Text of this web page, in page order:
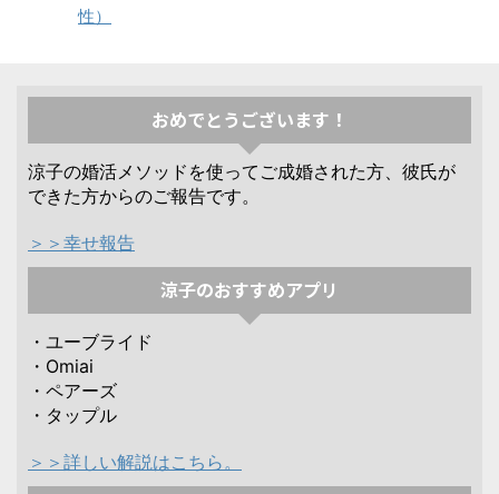
性）
おめでとうございます！
涼子の婚活メソッドを使ってご成婚された方、彼氏が
できた方からのご報告です。
＞＞幸せ報告
涼子のおすすめアプリ
・ユーブライド
・Omiai
・ペアーズ
・タップル
＞＞詳しい解説はこちら。